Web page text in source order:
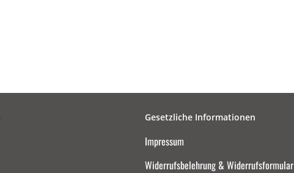
Gesetzliche Informationen
Impressum
Widerrufsbelehrung & Widerrufsformular